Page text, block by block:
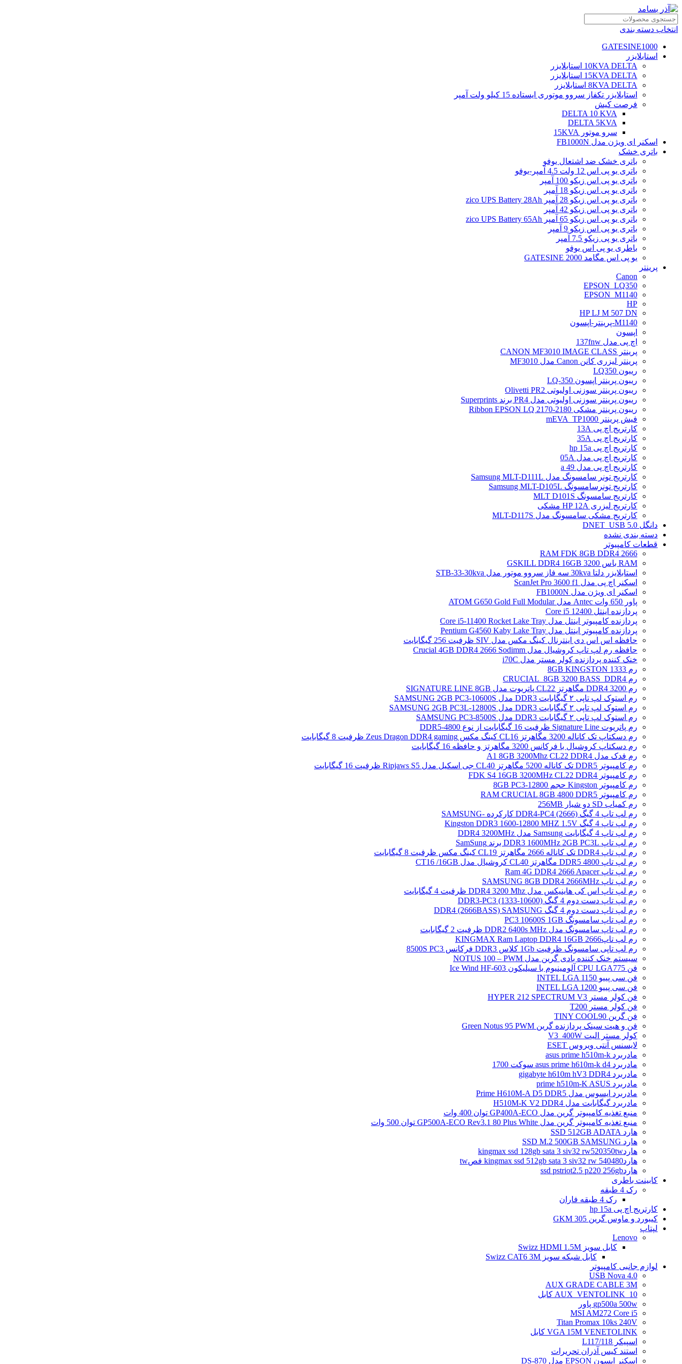
انتخاب دسته بندی
GATESINE1000
استابلایزر
10KVA DELTA استابلایزر
15KVA DELTA استابلایزر
8KVA DELTA استابلایزر
استابلایزر تکفاز سروو موتوری ایستاده 15 کیلو ولت آمپر
فرصت کیش
DELTA 10 KVA
DELTA 5KVA
سرو موتور 15KVA
اسکنر ای ویژن مدل FB1000N
باتری خشک
باتری خشک ضد اشتعال یوفو
باتری یو پی اس 12 ولت 4.5 آمپر-یوفو
باتری یو پی اس زیکو 100 آمپر
باتری یو پی اس زیکو 18 آمپر
باتری یو پی اس زیکو 28 آمپر zico UPS Battery 28Ah
باتری یو پی اس زیکو 42 آمپر
باتری یو پی اس زیکو 65 آمپر zico UPS Battery 65Ah
باتری یو پی اس زیکو 9 آمپر
باتری یو پی زیکو 7.5 آمپر
باطری یو پی اس یوفو
یو پی اس مگامد GATESINE 2000
پرینتر
Canon
EPSON_LQ350
EPSON_M1140
HP
HP LJ M 507 DN
M1140-پرینتر-اپسون
اپسون
اچ پی مدل 137fnw
پرینتر CANON MF3010 IMAGE CLASS
پرینتر لیزری کانن Canon مدل MF3010
ریبون LQ350
ریبون پرینتر اپسون LQ-350
ریبون پرینتر سوزنی اولیوتی Olivetti PR2
ریبون پرینتر سوزنی اولیوتی مدل PR4 برند Superprints
ریبون پرینتر مشکی Ribbon EPSON LQ 2170-2180
فیش پرینتر mEVA_TP1000
کارتریج اچ پی 13A
کارتریج اچ پی 35A
کارتریج اچ پی hp 15a
کارتریج اچ پی مدل 05A
کارتریج اچ پی مدل 49 a
کارتریج تونر سامسونگ مدل Samsung MLT-D111L
کارتریج تونرسامسونگ Samsung MLT-D105L
کارتریج سامسونگ MLT D101S
کارتریج لیزری HP 12A مشکی
کارتریج مشکی سامسونگ مدل MLT-D117S
دانگل DNET_USB 5.0
دسته بندی نشده
قطعات کامپیوتر
RAM FDK 8GB DDR4 2666
RAM باس 3200 GSKILL DDR4 16GB
استابلایزر دلتا 30kva سه فاز سروو موتور مدل STB-33-30kva
اسکنر اچ پی مدل ScanJet Pro 3600 f1
اسکنر ای ویژن مدل FB1000N
پاور 650 وات Antec مدل ATOM G650 Gold Full Modular
پردازنده اینتل Core i5 12400
پردازنده کامپیوتر اینتل مدل Core i5-11400 Rocket Lake Tray
پردازنده کامپیوتر اینتل مدل Pentium G4560 Kaby Lake Tray
حافظه اس اس دی اینترنال کینگ مکس مدل SIV ظرفیت 256 گیگابایت
حافظه رم لپ تاپ کروشیال مدل Crucial 4GB DDR4 2666 Sodimm
خنک کننده پردازنده کولر مستر مدل i70C
رم 1333 8GB KINGSTON
رم CRUCIAL_8GB 3200 BASS_DDR4
رم DDR4 3200 مگاهرتز CL22 پاتریوت مدل SIGNATURE LINE 8GB
رم استوک لپ تاپی ۲ گیگابایت DDR3 مدل SAMSUNG 2GB PC3-10600S
رم استوک لپ تاپی ۲ گیگابایت DDR3 مدل SAMSUNG 2GB PC3L-12800S
رم استوک لپ تاپی ۲ گیگابایت DDR3 مدل SAMSUNG PC3-8500S
رم پاتریوت Signature Line ظرفیت 16 گیگابایت از نوع DDR5-4800
رم دسکتاپ تک کاناله 3200 مگاهرتز CL16 کینگ مکس Zeus Dragon DDR4 gaming ظرفیت 8 گیگابایت
رم دسکتاپ کروشیال با فرکانس 3200 مگاهرتز و حافظه 16 گیگابایت
رم فدک مدل A1 8GB 3200Mhz CL22 DDR4
رم کامپیوتر DDR5 تک کاناله 5200 مگاهرتز CL40 جی اسکیل مدل Ripjaws S5 ظرفیت 16 گیگابایت
رم کامپیوتر FDK S4 16GB 3200MHz CL22 DDR4
رم کامپیوتر Kingston حجم 8GB PC3-12800
رم کامپیوتر RAM CRUCIAL 8GB 4800 DDR5
رم کمیاب SD دو شیار 256MB
رم لپ تاپ 4 گیگ DDR4-PC4 (2666) کارکرده -SAMSUNG
رم لپ تاپ 4 گیگ Kingston DDR3 1600-12800 MHZ 1.5V
رم لپ تاپ 4 گیگابایت Samsung مدل DDR4 3200MHz
رم لپ تاپ DDR3 1600MHz 2GB PC3L برند SamSung
رم لپ تاپ DDR4 تک کاناله 2666 مگاهرتز CL19 کینگ مکس ظرفیت 8 گیگابایت
رم لپ تاپ DDR5 4800 مگاهرتز CL40 کروشیال مدل CT16 /16GB
رم لپ تاپ Ram 4G DDR4 2666 Apacer
رم لپ تاپ SAMSUNG 8GB DDR4 2666MHz
رم لپ تاپ اس کی هاینیکس مدل DDR4 3200 Mhz ظرفیت 4 گیگابایت
رم لپ تاپ دست دوم 4 گیگ DDR3-PC3 (1333-10600)
رم لپ تاپ دست دوم 4 گیگ DDR4 (2666BASS) SAMSUNG
رم لپ تاپ سامسونگ PC3 10600S 1GB
رم لپ تاپ سامسونگ مدل DDR2 6400s MHz ظرفیت 2 گیگابایت
رم لپ تاپ2666 KINGMAX Ram Laptop DDR4 16GB
رم لپ تاپی سامسونگ ظرفیت 1Gb کلاس DDR3 فرکانس 8500S PC3
سیستم خنک کننده بادی گرین مدل NOTUS 100 – PWM
فن CPU LGA775 آلومینیوم با سیلیکون Ice Wind HF-603
فن سی پییو INTEL LGA 1150
فن سی پییو INTEL LGA 1200
فن کولر مستر HYPER 212 SPECTRUM V3
فن کولر مستر T200
فن گرین TINY COOL90
فن و هیت سینک پردازنده گرین Green Notus 95 PWM
کولر مستر الیت V3_400W
لایسنس آنتی ویروس ESET
مادربرد asus prime h510m-k
مادربرد asus prime h610m-k d4 سوکت 1700
مادربرد gigabyte h610m hV3 DDR4
مادربرد prime h510m-K ASUS
مادربرد ایسوس مدل Prime H610M-A D5 DDR5
مادربرد گیگابایت مدل H510M-K V2 DDR4
منبع تغذیه کامپیوتر گرین مدل GP400A-ECO توان 400 وات
منبع تغذیه کامپیوتر گرین مدل GP500A-ECO Rev3.1 80 Plus White توان 500 وات
هارد SSD 512GB ADATA
هارد SSD M.2 500GB SAMSUNG
هاردkingmax ssd 128gb sata 3 siv32 rw520350tw
هاردkingmax ssd 512gb sata 3 siv32 rw 540480 فصtw
هاردssd pstriot2.5 p220 256gb
کابینت باطری
رک 4 طبقه
رک 4 طبقه فاران
کارتریج اچ پی hp 15a
کیبورد و ماوس گرین GKM 305
لپتاپ
Lenovo
کابل سویز Swizz HDMI 1.5M
کابل شبکه سویز Swizz CAT6 3M
لوازم جانبی کامپیوتر
4.0 USB Nova
AUX GRADE CABLE 3M
AUX_VENTOLINK_10 کابل
gp500a 500w پاور
MSI AM272 Core i5
Titan Promax 10ks 240V
VGA 15M VENETOLINK کابل
اسپیکر L117/118
استند کیس آذران تحریرات
اسکنر اپسون EPSON مدل DS-870